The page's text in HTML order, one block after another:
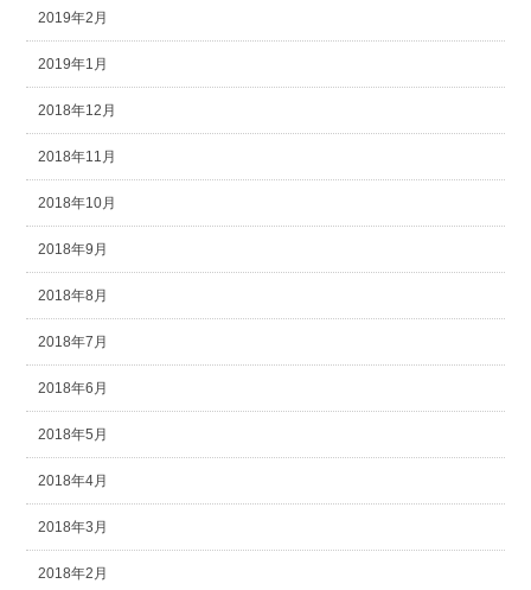
2019年2月
2019年1月
2018年12月
2018年11月
2018年10月
2018年9月
2018年8月
2018年7月
2018年6月
2018年5月
2018年4月
2018年3月
2018年2月